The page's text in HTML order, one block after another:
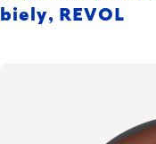
biely, REVOL